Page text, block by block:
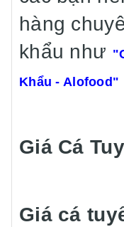
hàng
khẩu như
Khẩu - Alofood"
Giá Cá
Giá cá